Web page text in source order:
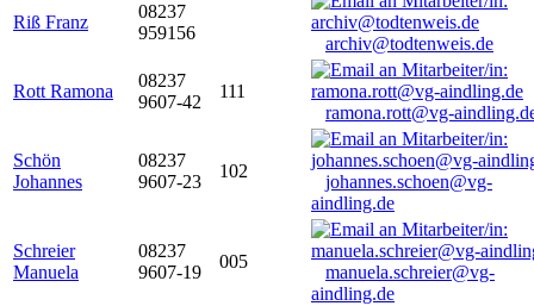
Riß Franz
08237
959156
archiv@todtenweis.de
Rott Ramona
08237
9607-42
111
ramona.rott@vg-
Schön
Johannes
08237
9607-23
102
johannes.schoen@vg-
aindling.de
Schreier
Manuela
08237
9607-19
005
manuela.schreier@vg-
aindling.de